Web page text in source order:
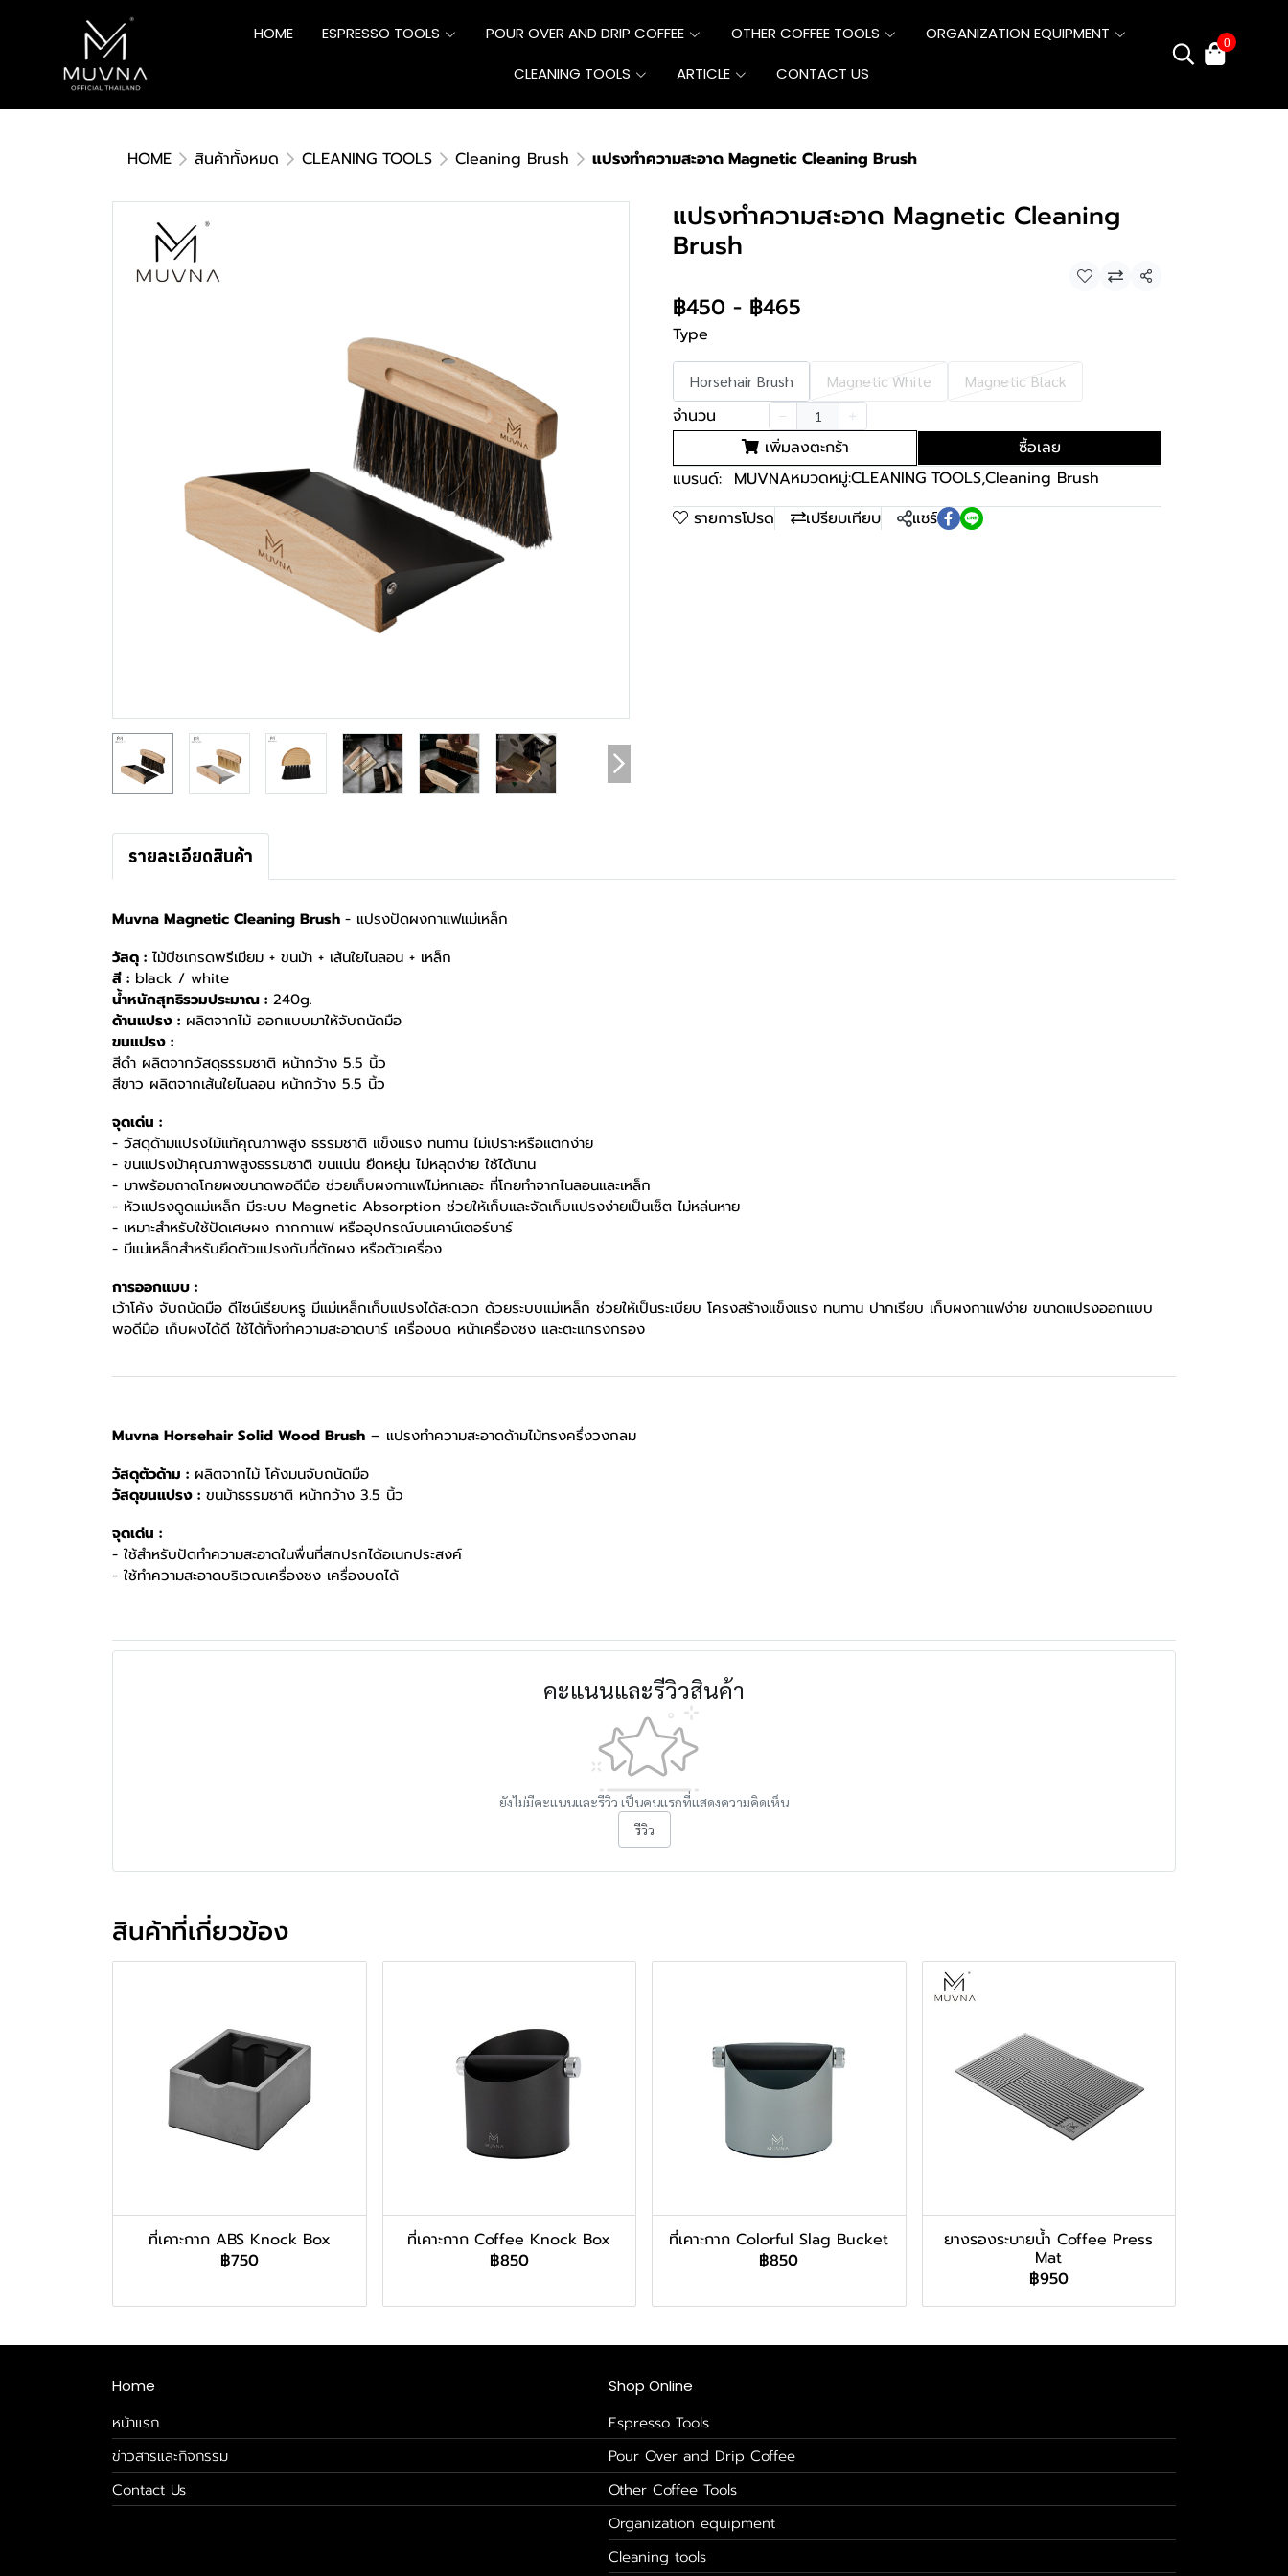
HOME ESPRESSO TOOLS POUR OVER AND DRIP COFFEE OTHER COFFEE TOOLS
ORGANIZATION EQUIPMENT
CLEANING TOOLS
ARTICLE CONTACT US
0
HOME สินค้าทั้งหมด CLEANING TOOLS Cleaning Brush แปรงทำความสะอาด Magnetic Cleaning Brush
แปรงทำความสะอาด Magnetic Cleaning
Brush
แชร์
฿450 - ฿465
Type
Horsehair Brush Magnetic White Magnetic Black
จำนวน
เพิ่มลงตะกร้า
ซื้อเลย
แบรนด์: MUVNAหมวดหมู่:CLEANING TOOLS,Cleaning Brush
รายการโปรด
เปรียบเทียบ แชร์
รายละเอียดสินค้า
Muvna Magnetic Cleaning Brush - แปรงปัดผงกาแฟแม่เหล็ก
วัสดุ : ไม้บีชเกรดพรีเมียม + ขนม้า + เส้นใยไนลอน + เหล็ก
สี : black / white
น้ำหนักสุทธิรวมประมาณ : 240g.
ด้านแปรง : ผลิตจากไม้ ออกแบบมาให้จับถนัดมือ
ขนแปรง :
สีดำ ผลิตจากวัสดุธรรมชาติ หน้ากว้าง 5.5 นิ้ว
สีขาว ผลิตจากเส้นใยไนลอน หน้ากว้าง 5.5 นิ้ว
จุดเด่น :
- วัสดุด้ามแปรงไม้แท้คุณภาพสูง ธรรมชาติ แข็งเเรง ทนทาน ไม่เปราะหรือแตกง่าย
- ขนแปรงม้าคุณภาพสูงธรรมชาติ ขนเเน่น ยืดหยุ่น ไม่หลุดง่าย ใช้ได้นาน
- มาพร้อมถาดโกยผงขนาดพอดีมือ ช่วยเก็บผงกาแฟไม่หกเลอะ ที่โกยทำจากไนลอนและเหล็ก
- หัวแปรงดูดแม่เหล็ก มีระบบ Magnetic Absorption ช่วยให้เก็บและจัดเก็บแปรงง่ายเป็นเซ็ต ไม่หล่นหาย
- เหมาะสำหรับใช้ปัดเศษผง กากกาแฟ หรืออุปกรณ์บนเคาน์เตอร์บาร์
- มีแม่เหล็กสำหรับยึดตัวแปรงกับที่ตักผง หรือตัวเครื่อง
การออกแบบ :
เว้าโค้ง จับถนัดมือ ดีไซน์เรียบหรู มีแม่เหล็กเก็บแปรงได้สะดวก ด้วยระบบแม่เหล็ก ช่วยให้เป็นระเบียบ โครงสร้างแข็งแรง ทนทาน ปากเรียบ เก็บผงกาแฟง่าย ขนาดแปรงออกแบบ
พอดีมือ เก็บผงได้ดี ใช้ได้ทั้งทำความสะอาดบาร์ เครื่องบด หน้าเครื่องชง และตะแกรงกรอง
Muvna Horsehair Solid Wood Brush – แปรงทำความสะอาดด้ามไม้ทรงครึ่งวงกลม
วัสดุตัวด้าม : ผลิตจากไม้ โค้งมนจับถนัดมือ
วัสดุขนแปรง : ขนม้าธรรมชาติ หน้ากว้าง 3.5 นิ้ว
จุดเด่น :
- ใช้สำหรับปัดทำความสะอาดในพื่นที่สกปรกได้อเนกประสงค์
- ใช้ทำความสะอาดบริเวณเครื่องชง เครื่องบดได้
คะแนนและรีวิวสินค้า
ยังไม่มีคะแนนและรีวิว เป็นคนแรกที่แสดงความคิดเห็น
รีวิว
สินค้าที่เกี่ยวข้อง
ที่เคาะกาก ABS Knock Box
฿750
ที่เคาะกาก Coffee Knock Box
฿850
ที่เคาะกาก Colorful Slag Bucket
฿850
ยางรองระบายน้ำ Coffee Press
Mat
฿950
Home
หน้าแรก
ข่าวสารและกิจกรรม
Contact Us
Shop Online
Espresso Tools
Pour Over and Drip Coffee
Other Coffee Tools
Organization equipment
Cleaning tools